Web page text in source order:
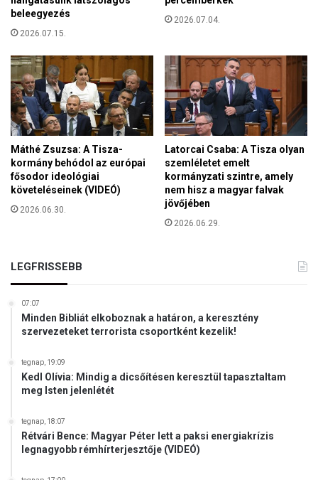
e
t
a
a
g
y
a
r
beleegyezés
2026.07.15.
2026.07.04.
Máthé Zsuzsa: A Tisza-
kormány behódol az európai
fősodor ideológiai
követeléseinek (VIDEÓ)
2026.06.30.
Latorcai Csaba: A Tisza olyan
szemléletet emelt
kormányzati szintre, amely
nem hisz a magyar falvak
jövőjében
2026.06.29.
LEGFRISSEBB
07:07
Minden Bibliát elkoboznak a határon, a keresztény
szervezeteket terrorista csoportként kezelik!
tegnap, 19:09
Kedl Olívia: Mindig a dicsőítésen keresztül tapasztaltam
meg Isten jelenlétét
tegnap, 18:07
Rétvári Bence: Magyar Péter lett a paksi energiakrízis
legnagyobb rémhírterjesztője (VIDEÓ)